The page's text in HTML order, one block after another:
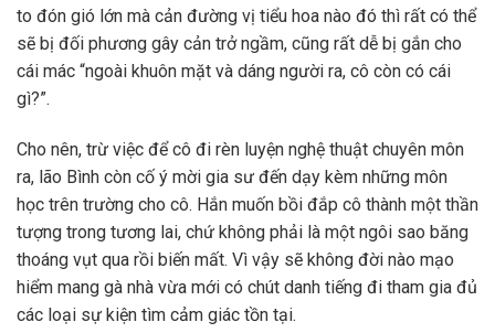
to đón gió lớn mà cản đường vị tiểu hoa nào đó thì rất có thể
sẽ bị đối phương gây cản trở ngầm, cũng rất dễ bị gắn cho
cái mác “ngoài khuôn mặt và dáng người ra, cô còn có cái
gì?”.
Cho nên, trừ việc để cô đi rèn luyện nghệ thuật chuyên môn
ra, lão Bình còn cố ý mời gia sư đến dạy kèm những môn
học trên trường cho cô. Hắn muốn bồi đắp cô thành một thần
tượng trong tương lai, chứ không phải là một ngôi sao băng
thoáng vụt qua rồi biến mất. Vì vậy sẽ không đời nào mạo
hiểm mang gà nhà vừa mới có chút danh tiếng đi tham gia đủ
các loại sự kiện tìm cảm giác tồn tại.